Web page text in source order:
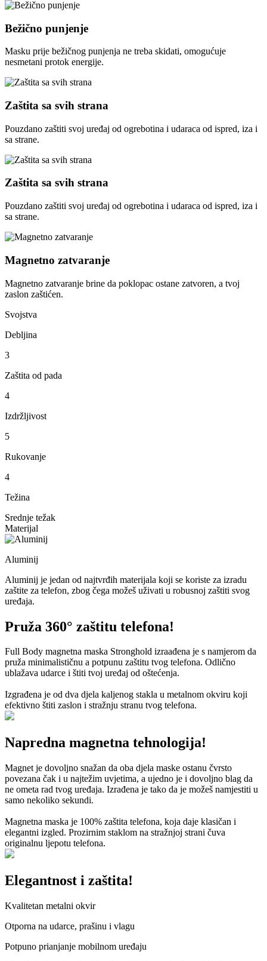
Bežično punjenje
Masku prije bežičnog punjenja ne treba skidati, omogućuje
nesmetani protok energije.
Zaštita sa svih strana
Pouzdano zaštiti svoj uređaj od ogrebotina i udaraca od ispred, iza i
sa strane.
Zaštita sa svih strana
Pouzdano zaštiti svoj uređaj od ogrebotina i udaraca od ispred, iza i
sa strane.
Magnetno zatvaranje
Magnetno zatvaranje brine da poklopac ostane zatvoren, a tvoj
zaslon zaštićen.
Svojstva
Debljina
3
Zaštita od pada
4
Izdržljivost
5
Rukovanje
4
Težina
Srednje težak
Materijal
Aluminij
Aluminij je jedan od najtvrđih materijala koji se koriste za izradu
zaštite za telefon, zbog čega možeš uživati u robusnoj zaštiti svog
uređaja.
Pruža 360° zaštitu telefona!
Full Body magnetna maska Stronghold izraađena je s namjerom da
pruža minimalističnu a potpunu zaštitu tvog telefona. Odlično
ublažava udarce i štiti tvoj uređaj od oštećenja.
Izgrađena je od dva djela kaljenog stakla u metalnom okviru koji
efektivno štiti zaslon i stražnju stranu tvog telefona.
Napredna magnetna tehnologija!
Magnet je dovoljno snažan da oba djela maske ostanu čvrsto
povezana čak i u najtežim uvjetima, a ujedno je i dovoljno blag da
ne ometa rad tvog uređaja. Izrađena je tako da je možeš namjestiti u
samo nekoliko sekundi.
Magnetna maska je 100% zaštita telefona, koja daje klasičan i
elegantni izgled. Prozirnim staklom na stražnjoj strani čuva
originalnu ljepotu telefona.
Elegantnost i zaštita!
Kvalitetan metalni okvir
Otporna na udarce, prašinu i vlagu
Potpuno prianjanje mobilnom uređaju